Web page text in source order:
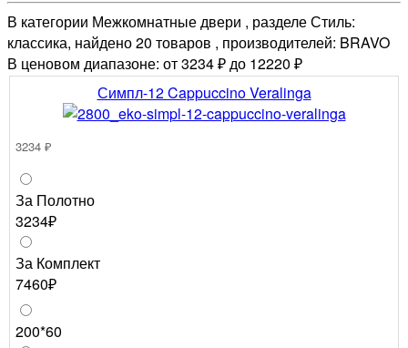
В категории Межкомнатные двери , разделе Стиль:
классика, найдено 20 товаров , производителей: BRAVO
В ценовом диапазоне: от 3234 ₽ до 12220 ₽
Симпл-12 Cappuccino Veralinga
3234 ₽
За Полотно
3234₽
За Комплект
7460₽
200*60